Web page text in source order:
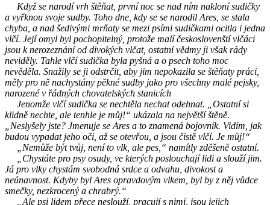
Když se narodí vrh štěňat, první noc se nad ním nakloní sudičky
a vyřknou svoje sudby. Toho dne, kdy se se narodil Ares, se stala
chyba, a nad šedivými mrňaty se mezi psími sudičkami ocitla i jedna
vlčí. Její omyl byl pochopitelný, protože malí českoslovenští vlčáci
jsou k nerozeznání od divokých vlčat, ostatní vědmy ji však rády
neviděly. Tahle vlčí sudička byla pyšná a o psech toho moc
nevěděla. Snažily se ji odstrčit, aby jim nepokazila se štěňaty práci,
měly pro ně nachystány pěkné sudby jako pro všechny malé pejsky,
narozené v řádných chovatelských stanicích
Jenomže vlčí sudička se nechtěla nechat odehnat. „Ostatní si
klidně nechte, ale tenhle je můj!“ ukázala na největší štěně.
„Neslyšely jste? Jmenuje se Ares a to znamená bojovník. Vidím, jak
budou vypadat jeho oči, až se otevřou, a jsou čistě vlčí. Je můj!“
„Nemůže být tvůj, není to vlk, ale pes,“ namítly zděšeně ostatní.
„Chystáte pro psy osudy, ve kterých poslouchají lidi a slouží jim.
Já pro vlky chystám svobodná srdce a odvahu, divokost a
neúnavnost. Kdyby byl Ares opravdovým vlkem, byl by z něj vůdce
smečky, nezkrocený a chrabrý.“
„Ale psi lidem přece neslouží, pracují s nimi, jsou jejich